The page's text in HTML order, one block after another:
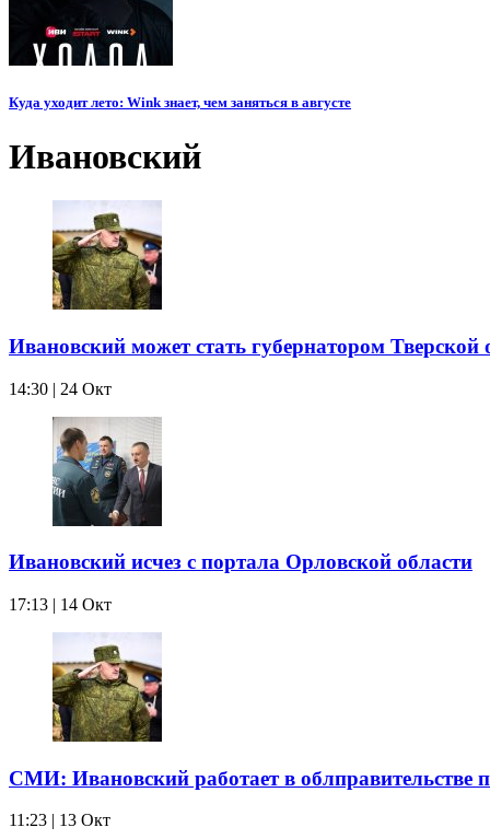
Куда уходит лето: Wink знает, чем заняться в августе
Ивановский
Ивановский может стать губернатором Тверской
14:30 | 24 Окт
Ивановский исчез с портала Орловской области
17:13 | 14 Окт
СМИ: Ивановский работает в облправительстве
11:23 | 13 Окт